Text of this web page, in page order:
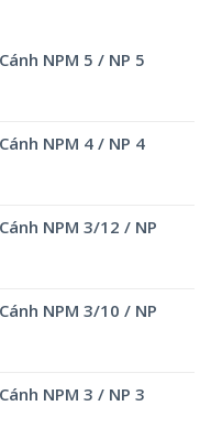
NPM 5 / NP 5
NPM 4 / NP 4
NPM 3/12 / NP
NPM 3/10 / NP
NPM 3 / NP 3